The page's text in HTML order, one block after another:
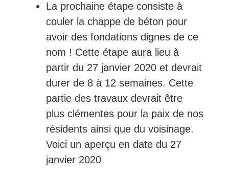
La prochaine étape consiste à
couler la chappe de béton pour
avoir des fondations dignes de ce
nom ! Cette étape aura lieu à
partir du 27 janvier 2020 et devrait
durer de 8 à 12 semaines. Cette
partie des travaux devrait être
plus clémentes pour la paix de nos
résidents ainsi que du voisinage.
Voici un aperçu en date du 27
janvier 2020